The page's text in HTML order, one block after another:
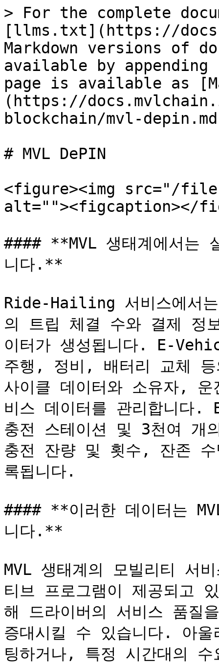
> For the complete
[llms.txt](https://
Markdown versions of
available by
page is available as
(https://
blockchain/mvl-
# MVL DePIN
<figure><img src="/files/
alt=""><figcaption></
#### **MVL 생태계에서는
니다.**
Ride-Hailing 서비스에서
의 트립 체결 수와 결제 정
이터가 생성됩니다. E-
주행, 정비, 배터리 교체 등
사이클 데이터와 소유자,
비스 데이터를 관리합니
충전 스테이션 및 3천여 개
충전 잔량 및 횟수, 잔존
록됩니다.
#### **이러한 데이터는
니다.**
MVL 생태계의 모빌리티 서
티브 프로그램이 제공되고
해 드라이버의 서비스 품질
증대시킬 수 있습니다. 아
팅하거나, 특정 시간대의